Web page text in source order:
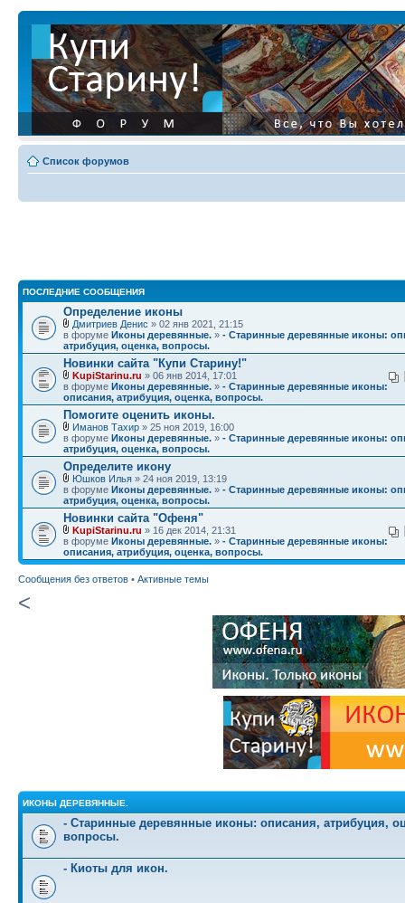
Список форумов
ПОСЛЕДНИЕ СООБЩЕНИЯ
Определение иконы
Дмитриев Денис » 02 янв 2021, 21:15
в форуме Иконы деревянные. » - Старинные деревянные иконы:
атрибуция, оценка, вопросы.
Новинки сайта "Купи Старину!"
KupiStarinu.ru » 06 янв 2014, 17:01
в форуме Иконы деревянные. » - Старинные деревянные иконы:
описания, атрибуция, оценка, вопросы.
Помогите оценить иконы.
Иманов Тахир » 25 ноя 2019, 16:00
в форуме Иконы деревянные. » - Старинные деревянные иконы:
атрибуция, оценка, вопросы.
Определите икону
Юшков Илья » 24 ноя 2019, 13:19
в форуме Иконы деревянные. » - Старинные деревянные иконы:
атрибуция, оценка, вопросы.
Новинки сайта "Офеня"
KupiStarinu.ru » 16 дек 2014, 21:31
в форуме Иконы деревянные. » - Старинные деревянные иконы:
описания, атрибуция, оценка, вопросы.
Сообщения без ответов • Активные темы
<
ИКОНЫ ДЕРЕВЯННЫЕ.
- Старинные деревянные иконы: описания, атрибуция,
вопросы.
- Киоты для икон.